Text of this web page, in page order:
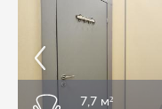
7,7 м²